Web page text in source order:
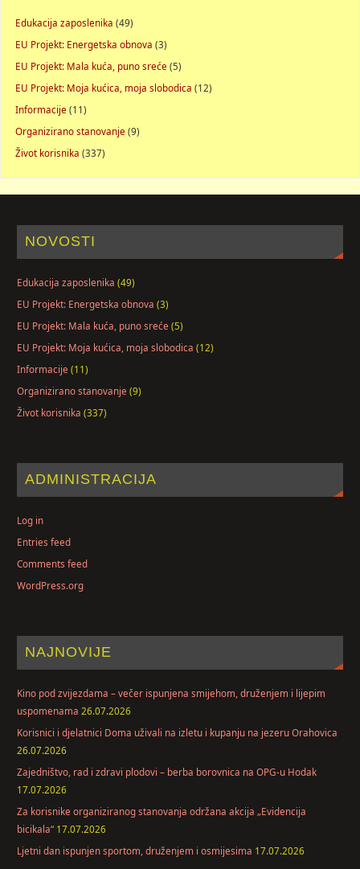
Edukacija zaposlenika (49)
EU Projekt: Energetska obnova (3)
EU Projekt: Mala kuća, puno sreće (5)
EU Projekt: Moja kućica, moja slobodica (12)
Informacije (11)
Organizirano stanovanje (9)
Život korisnika (337)
NOVOSTI
Edukacija zaposlenika (49)
EU Projekt: Energetska obnova (3)
EU Projekt: Mala kuća, puno sreće (5)
EU Projekt: Moja kućica, moja slobodica (12)
Informacije (11)
Organizirano stanovanje (9)
Život korisnika (337)
ADMINISTRACIJA
Log in
Entries feed
Comments feed
WordPress.org
NAJNOVIJE
Kino pod zvijezdama – večer ispunjena smijehom, druženjem i lijepim
uspomenama 26.07.2026
Korisnici i djelatnici Doma uživali na izletu i kupanju na jezeru Orahovica
26.07.2026
Zajedništvo, rad i zdravi plodovi – berba borovnica na OPG-u Hodak
17.07.2026
Za korisnike organiziranog stanovanja održana akcija „Evidencija
bicikala“ 17.07.2026
Ljetni dan ispunjen sportom, druženjem i osmijesima 17.07.2026